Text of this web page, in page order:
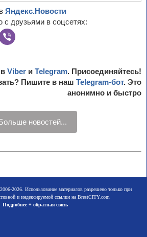
Яндекс.Новости
с друзьями в соцсетях:
Viber и Telegram. Присоединяйтесь!
Пишите в наш Telegram-бот. Это
анонимно и быстро
новостей...
2026. Использование материалов разрешено только при
и индексируемой ссылки на BrestCITY.com
Подробнее + обратная связь